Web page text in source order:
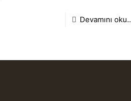
Devamını oku..